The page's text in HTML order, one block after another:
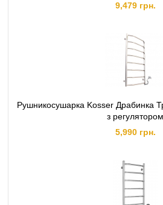
9,479 грн.
Рушникосушарка Kosser Драбинка
з регулятором
5,990 грн.